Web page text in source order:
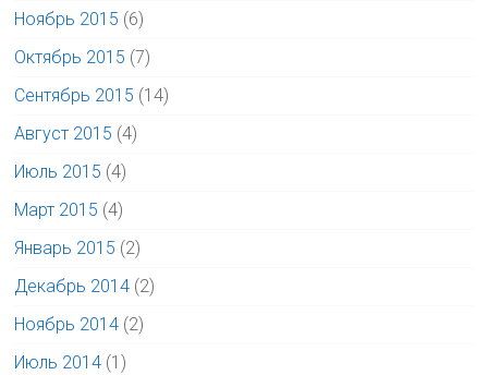
Ноябрь 2015 (6)
Октябрь 2015 (7)
Сентябрь 2015 (14)
Август 2015 (4)
Июль 2015 (4)
Март 2015 (4)
Январь 2015 (2)
Декабрь 2014 (2)
Ноябрь 2014 (2)
Июль 2014 (1)